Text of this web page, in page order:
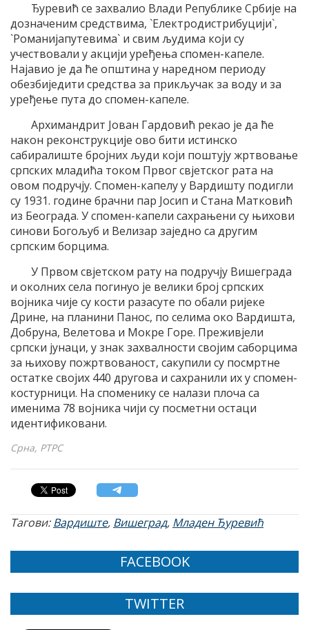
Ђуревић се захвалио Влади Републике Србије на
дозначеним средствима, `Електродистрибуцији`,
`Романијапутевима` и свим људима који су
учествовали у акцији уређења спомен-капеле.
Најавио је да ће општина у наредном периоду
обезбиједити средства за прикључак за воду и за
уређење пута до спомен-капеле.
Архимандрит Јован Гардовић рекао је да ће
након реконструкције ово бити истинско
сабиралиште бројних људи који поштују жртвовање
српских младића током Првог свјетског рата на
овом подручју. Спомен-капелу у Вардишту подигли
су 1931. године брачни пар Јосип и Стана Матковић
из Београда. У спомен-капели сахрањени су њихови
синови Богољуб и Велизар заједно са другим
српским борцима.
У Првом свјетском рату на подручју Вишеграда
и околних села погинуо је велики број српских
војника чије су кости разасуте по обали ријеке
Дрине, на планини Панос, по селима око Вардишта,
Добруна, Велетова и Мокре Горе. Преживјели
српски јунаци, у знак захвалности својим саборцима
за њихову пожртвованост, сакупили су посмртне
остатке својих 440 другова и сахранили их у спомен-
костурници. На споменику се налази плоча са
именима 78 војника чији су посметни остаци
идентификовани.
Срна, РТРС
Тагови:Вардиште, Вишеград, Младен Ђуревић
FACEBOOK
TWITTER